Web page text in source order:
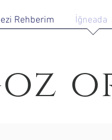
Rehberim İğneada